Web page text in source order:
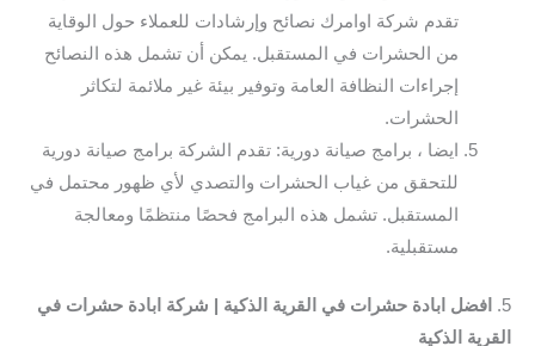
تقدم شركة اوامرك نصائح وإرشادات للعملاء حول الوقاية
من الحشرات في المستقبل. يمكن أن تشمل هذه النصائح
إجراءات النظافة العامة وتوفير بيئة غير ملائمة لتكاثر
الحشرات.
ايضا ، برامج صيانة دورية: تقدم الشركة برامج صيانة دورية
للتحقق من غياب الحشرات والتصدي لأي ظهور محتمل في
المستقبل. تشمل هذه البرامج فحصًا منتظمًا ومعالجة
مستقبلية.
5.
افضل ابادة حشرات في القرية الذكية | شركة ابادة حشرات في
القرية الذكية